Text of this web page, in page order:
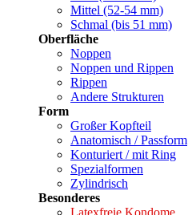
Mittel (52-54 mm)
Schmal (bis 51 mm)
Oberfläche
Noppen
Noppen und Rippen
Rippen
Andere Strukturen
Form
Großer Kopfteil
Anatomisch / Passform
Konturiert / mit Ring
Spezialformen
Zylindrisch
Besonderes
Latexfreie Kondome